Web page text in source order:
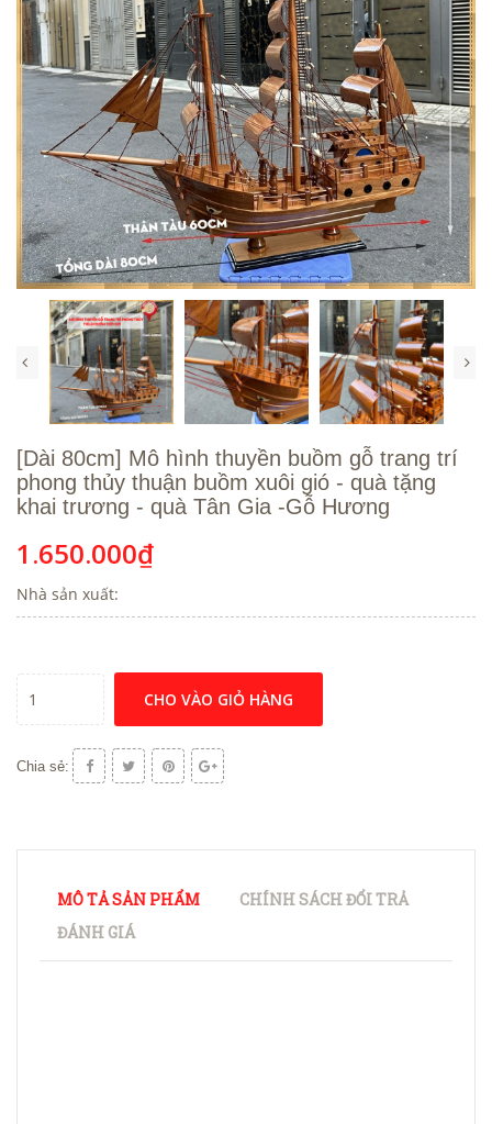
[Dài 80cm] Mô hình thuyền buồm gỗ trang trí
phong thủy thuận buồm xuôi gió - quà tặng
khai trương - quà Tân Gia -Gỗ Hương
1.650.000₫
Nhà sản xuất:
CHO VÀO GIỎ HÀNG
Chia sẻ:
MÔ TẢ SẢN PHẨM
CHÍNH SÁCH ĐỔI TRẢ
ĐÁNH GIÁ